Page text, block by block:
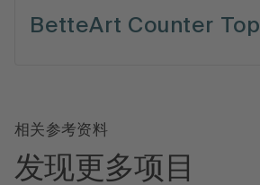
BetteArt Counter Top
相关参考资料
发现更多项目